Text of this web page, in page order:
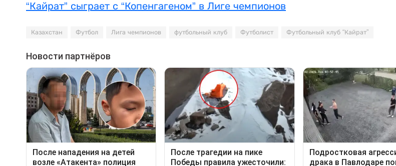
“Кайрат” сыграет с “Копенгагеном” в Лиге чемпионов
Казахстан Футбол Лига чемпионов футбольный клуб Футболист Футбольный клуб “Кайрат”